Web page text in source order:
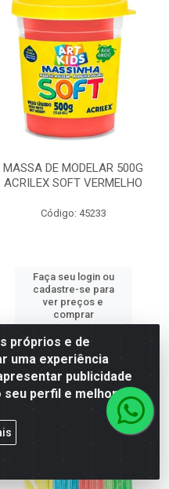
MASSA DE MODELAR 500G
ACRILEX SOFT VERMELHO
Código: 45233
Faça seu login ou
cadastre-se para
ver preços e
comprar
próprios e de
uma experiência
publicidade
perfil e melhorar a